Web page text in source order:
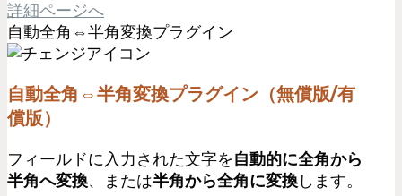
詳細ページへ
自動全角⇔半角変換プラグイン
自動全角⇔半角変換プラグイン（無償版/有
償版）
フィールドに入力された文字を自動的に全角から
半角へ変換、または半角から全角に変換します。